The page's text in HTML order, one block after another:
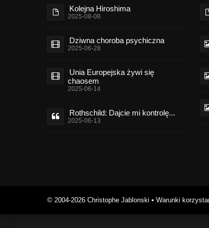
Kolejna Hiroshima
2025-08-08
Dziwna choroba psychiczna
2025-06-28
Unia Europejska żywi się
chaosem
2025-06-14
Rothschild: Dajcie mi kontrolę...
2025-06-13
© 2004-2026 Christophe Jablonski • Warunki